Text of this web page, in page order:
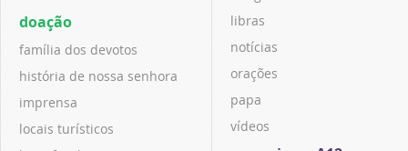
doação
família dos devotos
história de nossa senhora
imprensa
locais turísticos
libras
notícias
orações
papa
vídeos